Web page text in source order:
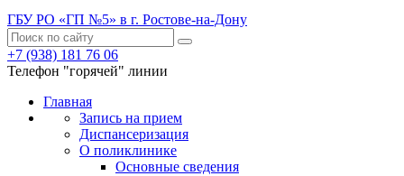
ГБУ РО «ГП №5» в г. Ростове-на-Дону
+7 (938) 181 76 06
Телефон "горячей" линии
Главная
Запись на прием
Диспансеризация
О поликлинике
Основные сведения